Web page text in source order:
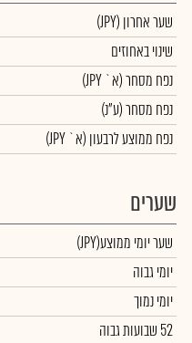
שער אחרון (JPY)
שינוי באחוזים
נפח מסחר(א` JPY)
נפח מסחר(ע"נ)
נפח ממוצע לרבעון (א` JPY)
שערים
שער יומי ממוצע(JPY)
יומי גבוה
יומי נמוך
52 שבועות גבוה